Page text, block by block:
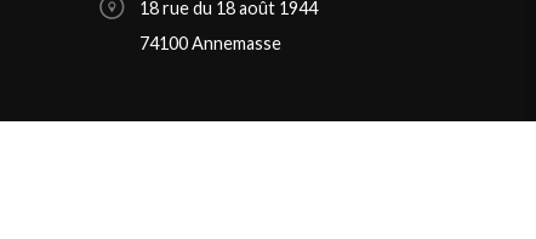
18 rue du 18 août 1944
74100 Annemasse